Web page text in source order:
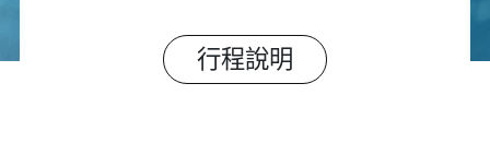
行程說明